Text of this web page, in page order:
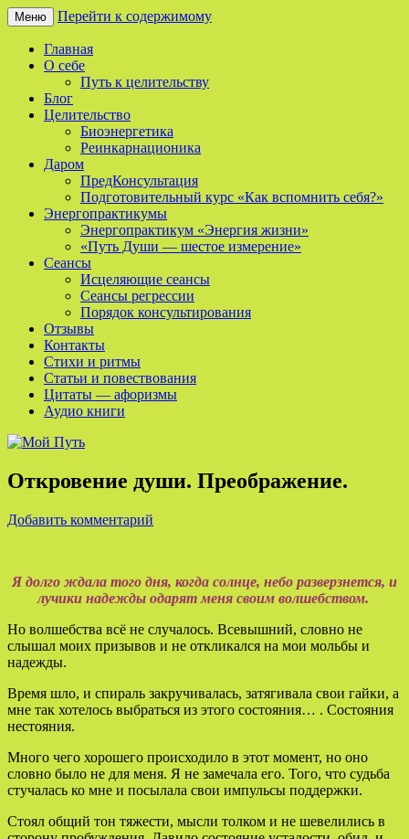
Мой Путь
целительстве
Меню Перейти к содержимому
Главная
О себе
Путь к целительству
Блог
Целительство
Биоэнергетика
Реинкарнационика
Даром
ПредКонсультация
Подготовительный курс «Как вспомнить себя?»
Энергопрактикумы
Энергопрактикум «Энергия жизни»
«Путь Души — шестое измерение»
Сеансы
Исцеляющие сеансы
Сеансы регрессии
Порядок консультирования
Отзывы
Контакты
Стихи и ритмы
Статьи и повествования
Цитаты — афоризмы
Аудио книги
Откровение души. Преображение.
Добавить комментарий
Я долго ждала того дня, когда солнце, небо разверзнется, и
лучики надежды одарят меня своим волшебством.
Но волшебства всё не случалось. Всевышний, словно не
слышал моих призывов и не откликался на мои мольбы и
надежды.
Время шло, и спираль закручивалась, затягивала свои гайки, а
мне так хотелось выбраться из этого состояния… . Состояния
нестояния.
Много чего хорошего происходило в этот момент, но оно
словно было не для меня. Я не замечала его. Того, что судьба
стучалась ко мне и посылала свои импульсы поддержки.
Стоял общий тон тяжести, мысли толком и не шевелились в